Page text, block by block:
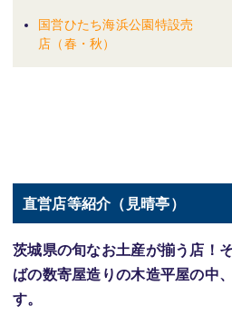
国営ひたち海浜公園特設売
店（春・秋）
直営店等紹介（見晴亭）
茨城県の旬なお土産が揃う店！
ばの数寄屋造りの木造平屋の中
す。